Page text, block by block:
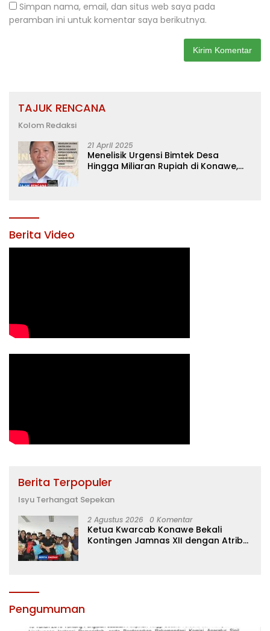
Simpan nama, email, dan situs web saya pada
peramban ini untuk komentar saya berikutnya.
TAJUK RENCANA
Kolom Redaksi
21 April 2025
Menelisik Urgensi Bimtek Desa
Hingga Miliaran Rupiah di Konawe,
Berita Video
Berita Terpopuler
Isyu Terhangat Sepekan
2 Agustus 2026 0 Komentar
Ketua Kwarcab Konawe Bekali
Kontingen Jamnas XII dengan Atribut
Pengumuman